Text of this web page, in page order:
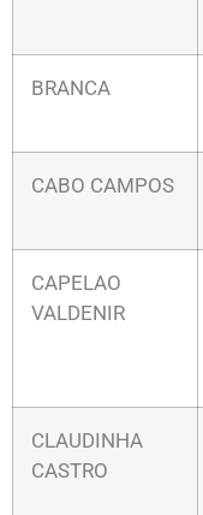
BRANCA
CABO CAMPOS
CAPELAO
VALDENIR
CLAUDINHA
CASTRO